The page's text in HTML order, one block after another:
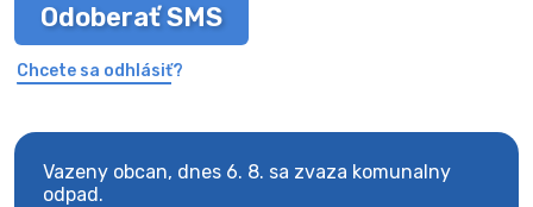
Odoberať SMS
Chcete sa odhlásiť?
Vazeny obcan, dnes 6. 8. sa zvaza komunalny
odpad.